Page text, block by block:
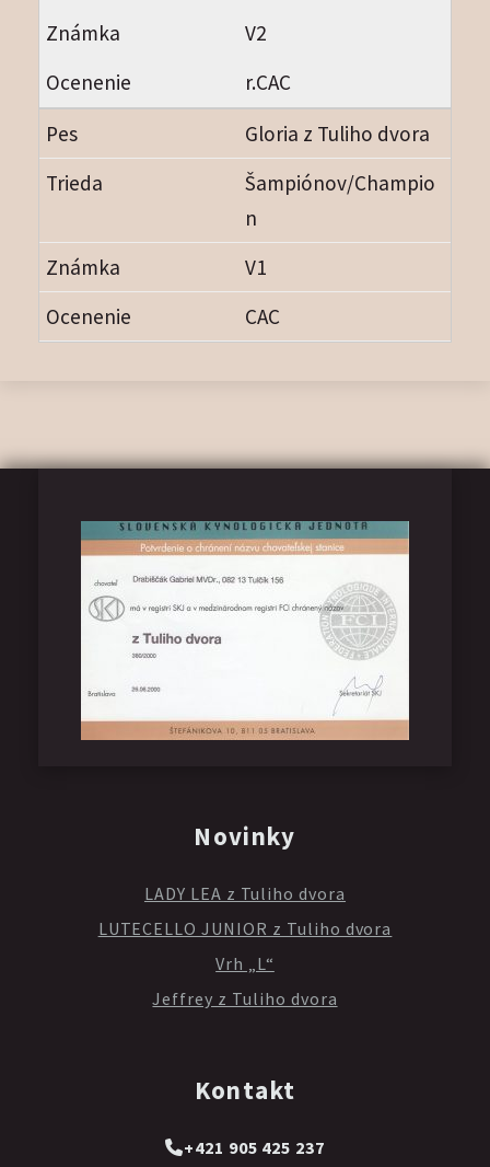
V2
r.CAC
Gloria z Tuliho dvora
Šampiónov/Champio
n
V1
CAC
Kontakt
+421 905 425 237
Novinky
LADY LEA z Tuliho dvora
LUTECELLO JUNIOR z Tuliho dvora
Vrh „L“
Jeffrey z Tuliho dvora